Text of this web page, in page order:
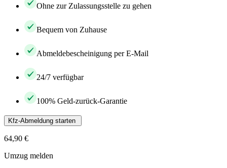
Ohne zur Zulassungsstelle zu gehen
Bequem von Zuhause
Abmeldebescheinigung per E-Mail
24/7 verfügbar
100% Geld-zurück-Garantie
Kfz-Abmeldung starten
64,90 €
Umzug melden